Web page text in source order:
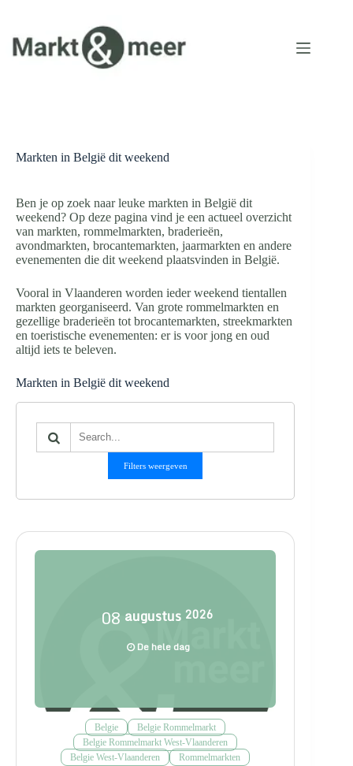
de
inhoud
Markten in België dit weekend
Ben je op zoek naar leuke markten in België dit
weekend? Op deze pagina vind je een actueel overzicht
van markten, rommelmarkten, braderieën,
avondmarkten, brocantemarkten, jaarmarkten en andere
evenementen die dit weekend plaatsvinden in België.
Vooral in Vlaanderen worden ieder weekend tientallen
markten georganiseerd. Van grote rommelmarkten en
gezellige braderieën tot brocantemarkten, streekmarkten
en toeristische evenementen: er is voor jong en oud
altijd iets te beleven.
Markten in België dit weekend
Filters weergeven
08 augustus 2026
De hele dag
Belgie
Belgie Rommelmarkt
Belgie Rommelmarkt West-Vlaanderen
Belgie West-Vlaanderen
Rommelmarkten